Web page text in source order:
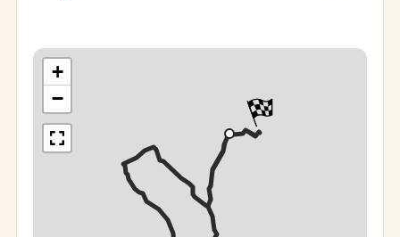
+
−